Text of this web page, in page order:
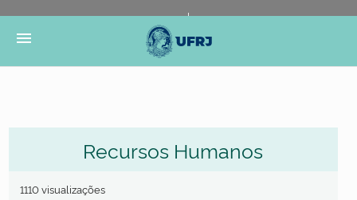
Portal do Governo Brasileiro
Governo
menu
Recursos Humanos
1110 visualizações